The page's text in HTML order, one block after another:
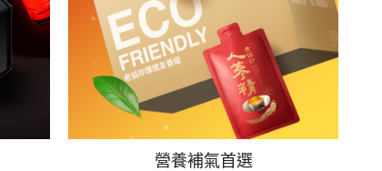
營養補氣首選